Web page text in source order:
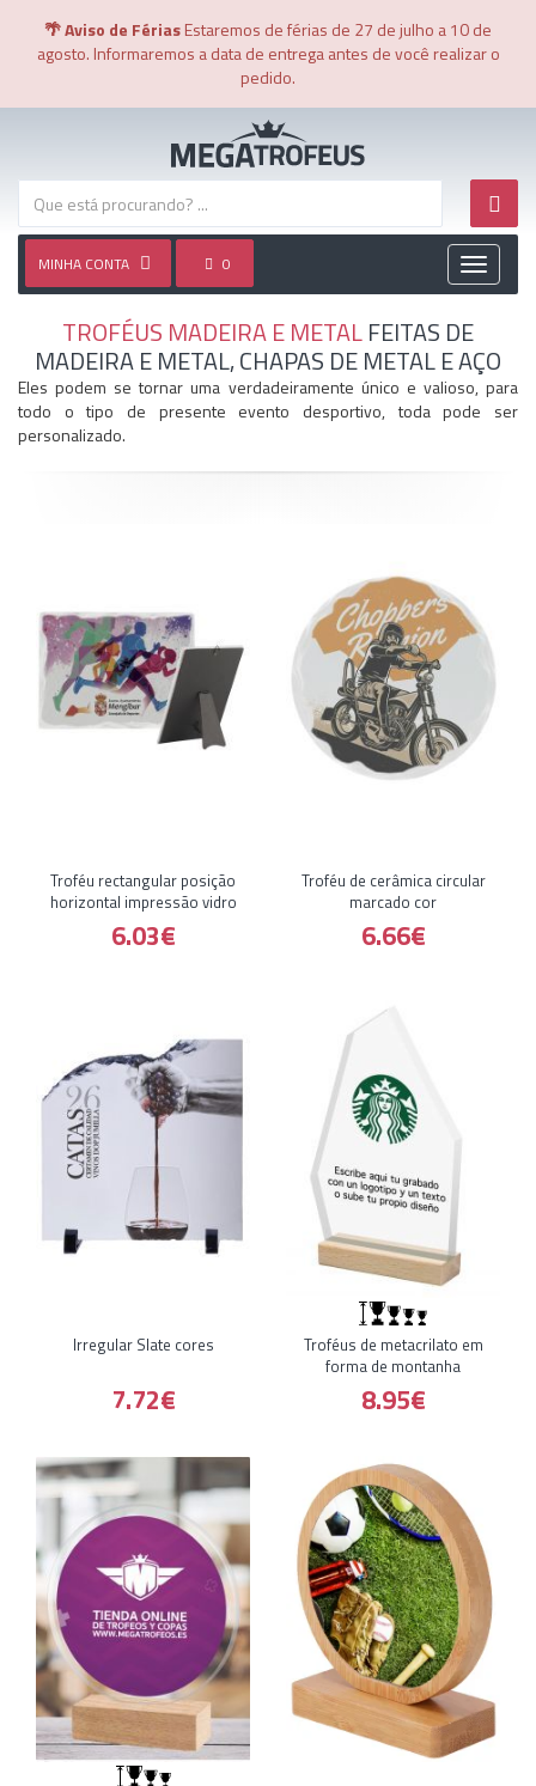
🌴 Aviso de FériasEstaremos de férias de 27 de julho a 10 de
agosto. Informaremos a data de entrega antes de você realizar o
pedido.
MINHA CONTA 0
Toggle
TROFÉUS MADEIRA E METALFEITAS DE
MADEIRA E METAL, CHAPAS DE METAL E AÇO
Eles podem se tornar uma verdadeiramente único e valioso, para
todo o tipo de presente evento desportivo, toda pode ser
personalizado.
Troféu rectangular posição
horizontal impressão vidro
6.03€
Troféu de cerâmica circular
marcado cor
6.66€
Irregular Slate cores
7.72€
Troféus de metacrilato em
forma de montanha
8.95€